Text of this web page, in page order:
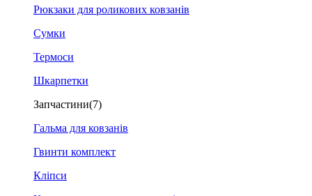
Рюкзаки для роликових ковзанів
Сумки
Термоси
Шкарпетки
Запчастини(7)
Гальма для ковзанів
Гвинти комплект
Кліпси